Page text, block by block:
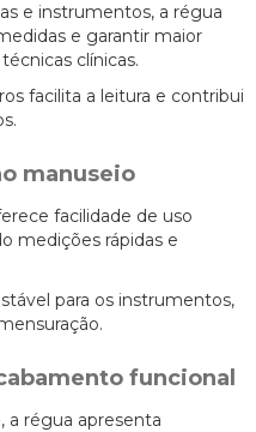
e instrumentos, a régua
e garantir maior
clínicas.
facilita a leitura e contribui
manuseio
facilidade de uso
medições rápidas e
para os instrumentos,
funcional
a régua apresenta